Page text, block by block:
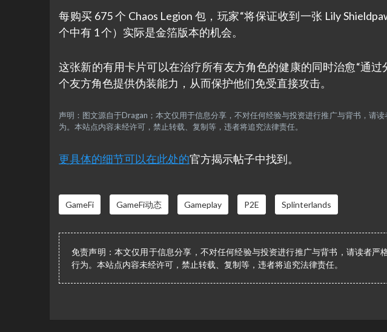
每购买 675 个 Chaos Legion 包，玩家“将保证收到一张 Lily
个中有 1 个）实际是金箔版本的机会。
这张新的有用卡片可以在治疗所有友方角色的健康的同时治愈“通
个友方角色提供伪装能力，从而保护他们免受直接攻击。
声明：图文源自于Dragan；本文仅用于信息分享，不对任何经验与投资进行推广与背书，请
为。本站点内容未经许可，禁止转载、复制等，违者将追究法律责任。
更具体的细节可以在此处的官方揭示帖子中找到。
GameFi GameFi动态 Gameplay P2E Splinterlands
免责声明：本文仅用于信息分享，不对任何经验与投资进行推广与背书，请读者严
行为。本站点内容未经许可，禁止转载、复制等，违者将追究法律责任。